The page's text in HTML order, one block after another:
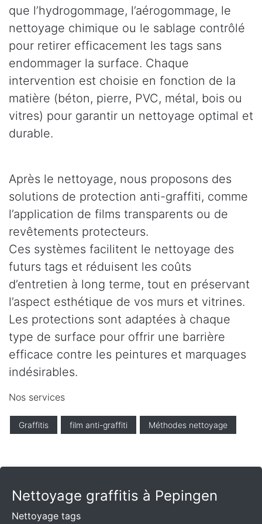
que l’hydrogommage, l’aérogommage, le
nettoyage chimique ou le sablage contrôlé
pour retirer efficacement les tags sans
endommager la surface. Chaque
intervention est choisie en fonction de la
matière (béton, pierre, PVC, métal, bois ou
vitres) pour garantir un nettoyage optimal et
durable.
Après le nettoyage, nous proposons des
solutions de protection anti-graffiti, comme
l’application de films transparents ou de
revêtements protecteurs.
Ces systèmes facilitent le nettoyage des
futurs tags et réduisent les coûts
d’entretien à long terme, tout en préservant
l’aspect esthétique de vos murs et vitrines.
Les protections sont adaptées à chaque
type de surface pour offrir une barrière
efficace contre les peintures et marquages
indésirables.
Nos services
Graffitis film anti-graffiti Méthodes nettoyage
Nettoyage graffitis à Pepingen
Nettoyage tags